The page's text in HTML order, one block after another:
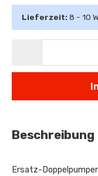
Lieferzeit: 8 - 10
Beschreibung
Ersatz-